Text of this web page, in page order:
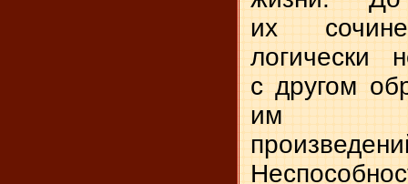
их
логически
с другом
им